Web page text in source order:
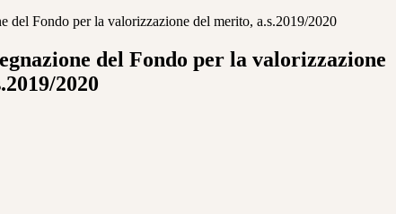
del Fondo per la valorizzazione del merito, a.s.2019/2020
del Fondo per la valorizzazione
2020